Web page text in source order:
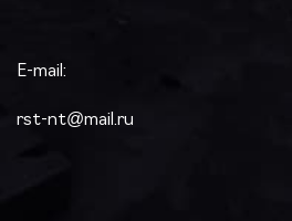
E-mail:
rst-nt@mail.ru